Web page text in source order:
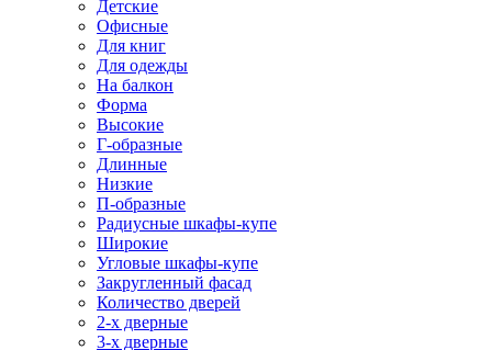
Детские
Офисные
Для книг
Для одежды
На балкон
Форма
Высокие
Г-образные
Длинные
Низкие
П-образные
Радиусные шкафы-купе
Широкие
Угловые шкафы-купе
Закругленный фасад
Количество дверей
2-х дверные
3-х дверные